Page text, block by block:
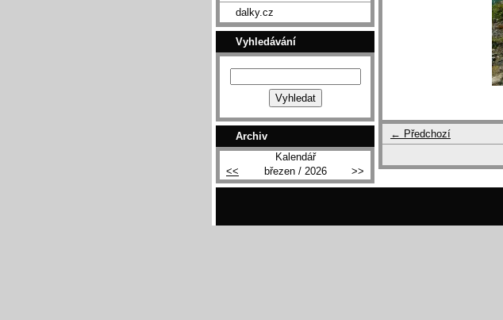
← Předchozí
dalky.cz
Vyhledávání
Archiv
Kalendář
<<
březen / 2026 >>